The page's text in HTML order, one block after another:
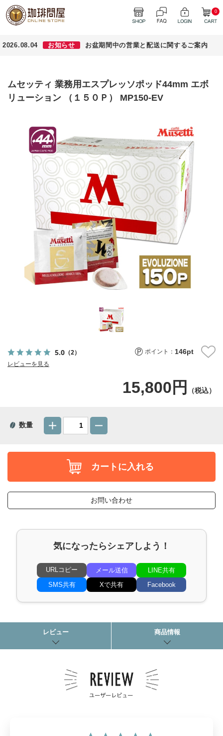
0
2026.08.04 お知らせ お盆期間中の営業と配送に関するご案内
ムセッティ 業務用エスプレッソポッド44mm エボ
リューション （１５０Ｐ） MP150-EV
5.0（2）
レビューを見る
ポイント： 146pt
15,800円 （税込）
数量
カートに入れる
お問い合わせ
気になったらシェアしよう！
URLコピー メール送信
LINE共有
SMS共有
Xで共有 Facebook
レビュー 商品情報